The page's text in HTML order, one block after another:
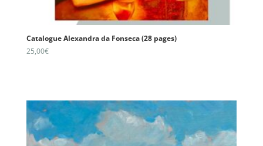
Catalogue Alexandra da Fonseca (28 pages)
25,00€